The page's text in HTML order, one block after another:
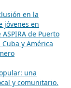
en la
jóvenes en
de Puerto
y América
una
y comunitario.